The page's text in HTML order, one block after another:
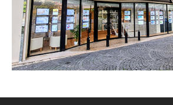
Envoyer un
Téléphoner à